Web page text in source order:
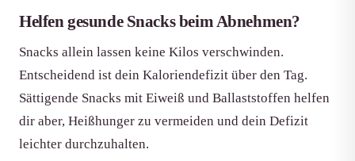
Helfen gesunde Snacks beim Abnehmen?
Snacks allein lassen keine Kilos verschwinden.
Entscheidend ist dein Kaloriendefizit über den Tag.
Sättigende Snacks mit Eiweiß und Ballaststoffen helfen
dir aber, Heißhunger zu vermeiden und dein Defizit
leichter durchzuhalten.